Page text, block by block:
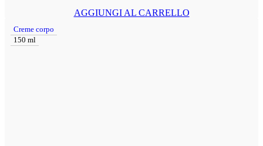
AGGIUNGI AL CARRELLO
Creme corpo
150 ml